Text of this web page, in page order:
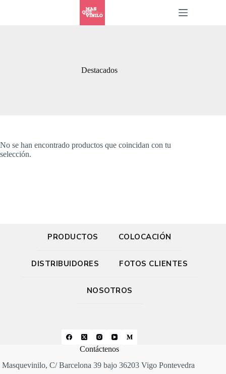
Destacados
No se han encontrado productos que coincidan con tu
selección.
PRODUCTOS COLOCACIÓN
DISTRIBUIDORES FOTOS CLIENTES
NOSOTROS
Contáctenos
Masquevinilo, C/ Barcelona 39 bajo 36203 Vigo Pontevedra